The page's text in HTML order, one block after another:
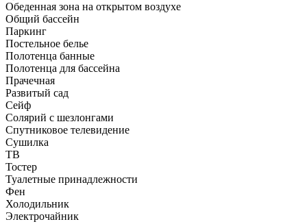
Обеденная зона на открытом воздухе
Общий бассейн
Паркинг
Постельное белье
Полотенца банные
Полотенца для бассейна
Прачечная
Развитый сад
Сейф
Солярий с шезлонгами
Спутниковое телевидение
Сушилка
ТВ
Тостер
Туалетные принадлежности
Фен
Холодильник
Электрочайник